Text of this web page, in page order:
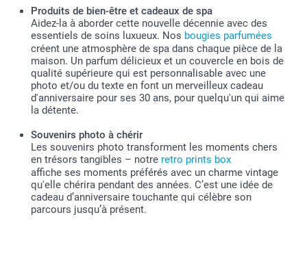
Produits de bien-être et cadeaux de spa
Aidez-la à aborder cette nouvelle décennie avec des
essentiels de soins luxueux. Nos bougies parfumées
créent une atmosphère de spa dans chaque pièce de la
maison. Un parfum délicieux et un couvercle en bois de
qualité supérieure qui est personnalisable avec une
photo et/ou du texte en font un merveilleux cadeau
d'anniversaire pour ses 30 ans, pour quelqu'un qui aime
la détente.
Souvenirs photo à chérir
Les souvenirs photo transforment les moments chers
en trésors tangibles – notre retro prints box
affiche ses moments préférés avec un charme vintage
qu'elle chérira pendant des années. C’est une idée de
cadeau d’anniversaire touchante qui célèbre son
parcours jusqu’à présent.